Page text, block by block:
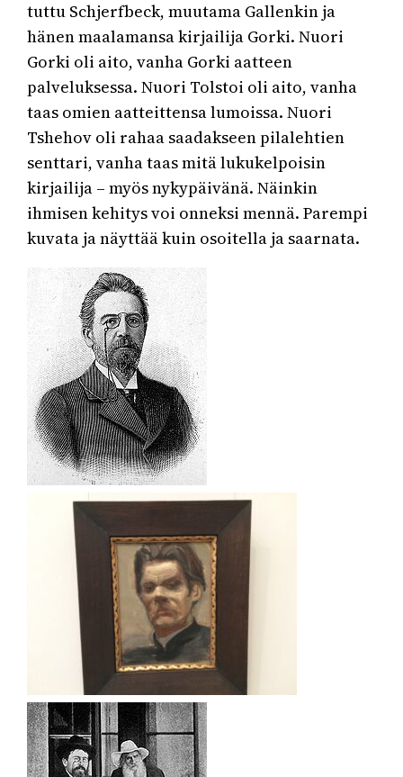
tuttu Schjerfbeck, muutama Gallenkin ja
hänen maalamansa kirjailija Gorki. Nuori
Gorki oli aito, vanha Gorki aatteen
palveluksessa. Nuori Tolstoi oli aito, vanha
taas omien aatteittensa lumoissa. Nuori
Tshehov oli rahaa saadakseen pilalehtien
senttari, vanha taas mitä lukukelpoisin
kirjailija – myös nykypäivänä. Näinkin
ihmisen kehitys voi onneksi mennä. Parempi
kuvata ja näyttää kuin osoitella ja saarnata.